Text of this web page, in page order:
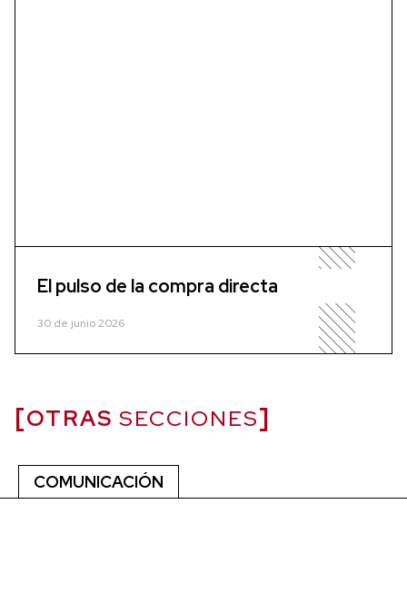
El pulso de la compra directa
30 de junio 2026
OTRAS SECCIONES
COMUNICACIÓN